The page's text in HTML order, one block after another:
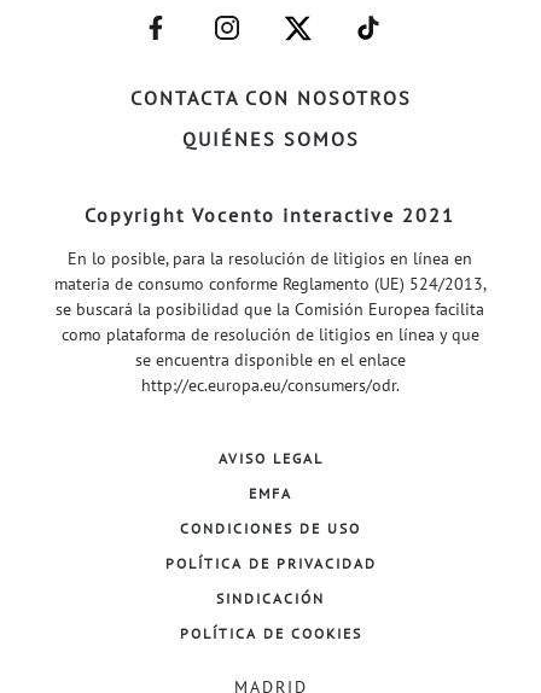
CONTACTA CON NOSOTROS
QUIÉNES SOMOS
–
FACEBOOK–
–
INSTAGRAM–
–
TWITTER–
–
WELIFE–
Copyright Vocento interactive 2021
En lo posible, para la resolución de litigios en línea en
materia de consumo conforme Reglamento (UE) 524/2013,
se buscará la posibilidad que la Comisión Europea facilita
como plataforma de resolución de litigios en línea y que
se encuentra disponible en el enlace
http://ec.europa.eu/consumers/odr.
AVISO LEGAL
EMFA
CONDICIONES DE USO
POLÍTICA DE PRIVACIDAD
SINDICACIÓN
POLÍTICA DE COOKIES
MADRID